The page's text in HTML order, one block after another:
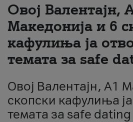
Овој Валентајн,
Македонија и 6
кафулиња ја
темата за safe
Овој Валентајн, A1
скопски кафулиња
темата за safe dating